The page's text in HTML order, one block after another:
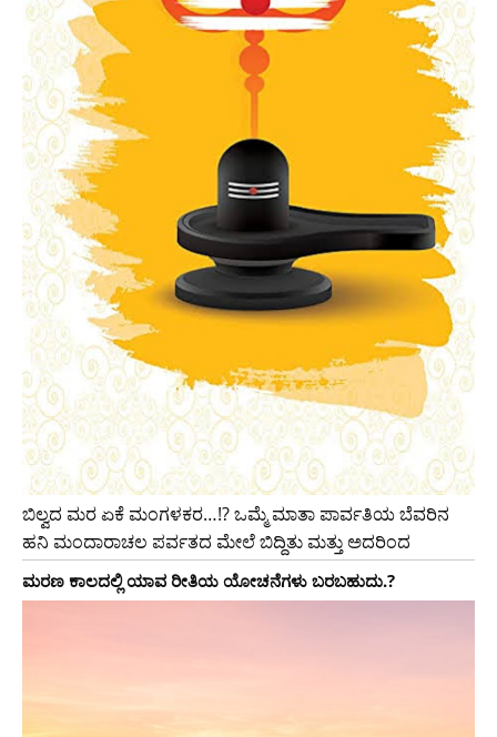
ಬಿಲ್ವದ ಮರ ಏಕೆ ಮಂಗಳಕರ…!? ಒಮ್ಮೆ ಮಾತಾ ಪಾರ್ವತಿಯ ಬೆವರಿನ
ಹನಿ ಮಂದಾರಾಚಲ ಪರ್ವತದ ಮೇಲೆ ಬಿದ್ದಿತು ಮತ್ತು ಅದರಿಂದ
ಮರಣ ಕಾಲದಲ್ಲಿ ಯಾವ ರೀತಿಯ ಯೋಚನೆಗಳು ಬರಬಹುದು.?